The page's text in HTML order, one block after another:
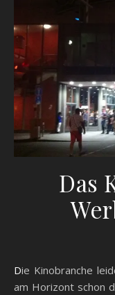
Das
Die Kinobranche leidet. Wenn man ganz genau hinhört, ist
am Horizont schon